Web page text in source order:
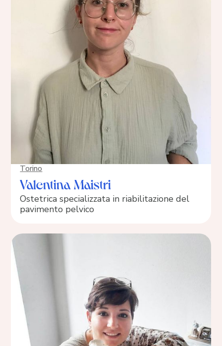
Torino
Valentina Maistri
Ostetrica specializzata in riabilitazione del
pavimento pelvico